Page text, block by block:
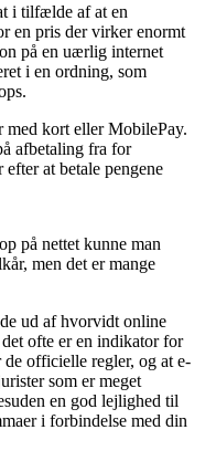
i tilfælde af at en
en pris der virker enormt
på en uærlig internet
i en ordning, som
med kort eller MobilePay.
afbetaling fra for
at betale pengene
på nettet kunne man
men det er mange
ud af hvorvidt online
ofte er en indikator for
officielle regler, og at e-
som er meget
en god lejlighed til
i forbindelse med din